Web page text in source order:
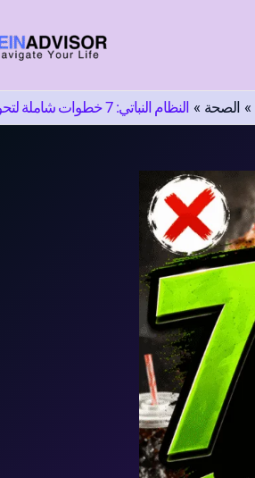
الصحة النظام النباتي: 7 خطوات شاملة لتحول استثنائي
لغة